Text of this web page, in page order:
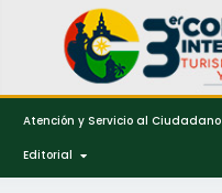
Atención y Servicio al Ciudadano
Editorial